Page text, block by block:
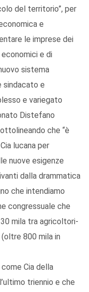
del territorio”, per
e
le imprese dei
e di
sistema
sindacato e
e variegato
Distefano
che “è
lucana per
nuove esigenze
dalla drammatica
che intendiamo
congressuale che
mila tra agricoltori-
800 mila in
Cia della
triennio e che